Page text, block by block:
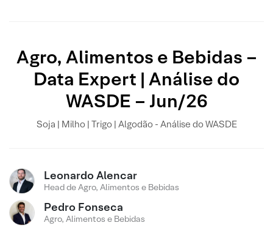
Agro, Alimentos e Bebidas –
Data Expert | Análise do
WASDE – Jun/26
Soja | Milho | Trigo | Algodão - Análise do WASDE
Leonardo Alencar
Head de Agro, Alimentos e Bebidas
Pedro Fonseca
Agro, Alimentos e Bebidas